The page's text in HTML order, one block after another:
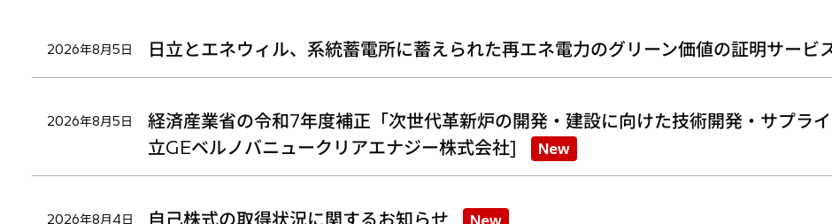
2026年8月5日 日立とエネウィル、系統蓄電所に蓄えられた再エネ電力のグリーン価値の証明サービ
2026年8月5日
経済産業省の令和7年度補正「次世代革新炉の開発・建設に向けた技術開発・サプラ
立GEベルノバニュークリアエナジー株式会社]
New
2026年8月4日 自己株式の取得状況に関するお知らせ New